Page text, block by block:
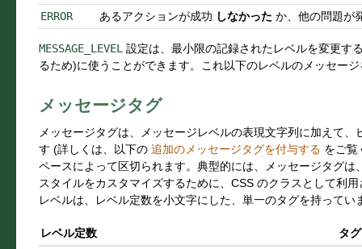
ERROR
あるアクションが成功 しなかった か、他の問題が
MESSAGE_LEVEL 設定は、最小限の記録されたレベルを変更す
るため)に使うことができます。これ以下のレベルのメッセー
メッセージタグ
メッセージタグは、メッセージレベルの表現文字列に加えて
す (詳しくは、以下の 追加のメッセージタグを付与する をご覧
ペースによって区切られます。典型的には、メッセージタグ
スタイルをカスタマイズするために、CSS のクラスとして利
レベルは、レベル定数を小文字にした、単一のタグを持ってい
レベル定数
タグ